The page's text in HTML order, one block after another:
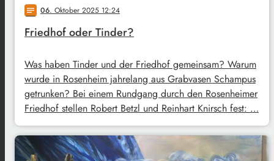
notes 06. Oktober 2025 12:24
Friedhof oder Tinder?
Was haben Tinder und der Friedhof gemeinsam? Warum
wurde in Rosenheim jahrelang aus Grabvasen Schampus
getrunken? Bei einem Rundgang durch den Rosenheimer
Friedhof stellen Robert Betzl und Reinhart Knirsch fest: …